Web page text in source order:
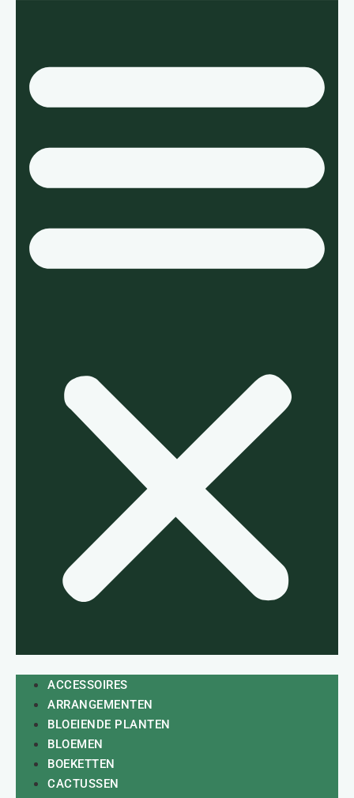
ACCESSOIRES
ARRANGEMENTEN
BLOEIENDE PLANTEN
BLOEMEN
BOEKETTEN
CACTUSSEN